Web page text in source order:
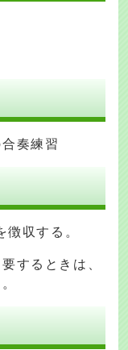
奏練習
収する。
するときは、